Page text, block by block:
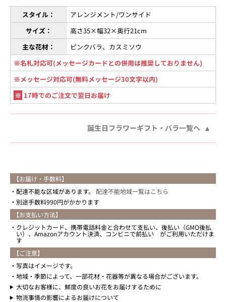
スタイル：
アレンジメント/ワンサイド
サイズ：
高さ35×幅32×奥行21cm
主な花材：
ピンクバラ、カスミソウ
※名札対応可(メッセージカードとの併用は推奨しておりません)
※メッセージ対応可(無料メッセージ30文字以内)
※ 17時でのご注文で翌日お届け
誕生日フラワーギフト・バラ一覧へ
【お届け・手数料】
配達不能な区域があります。 配達不能地域一覧はこちら
別途手数料990円がかかります
【お支払い方法】
クレジットカード、携帯電話料金と合わせて支払い、後払い（GMO後払
い）、Amazonアカウント決済、コンビニで前払い がご利用いただけま
す
【ご注意】
写真はイメージです。
地域・季節によって、一部花材・花器等が異なる場合がございます。
大切なお客様に、鮮度の良いお花をお届けするために
物流事情の影響によるお届けについて